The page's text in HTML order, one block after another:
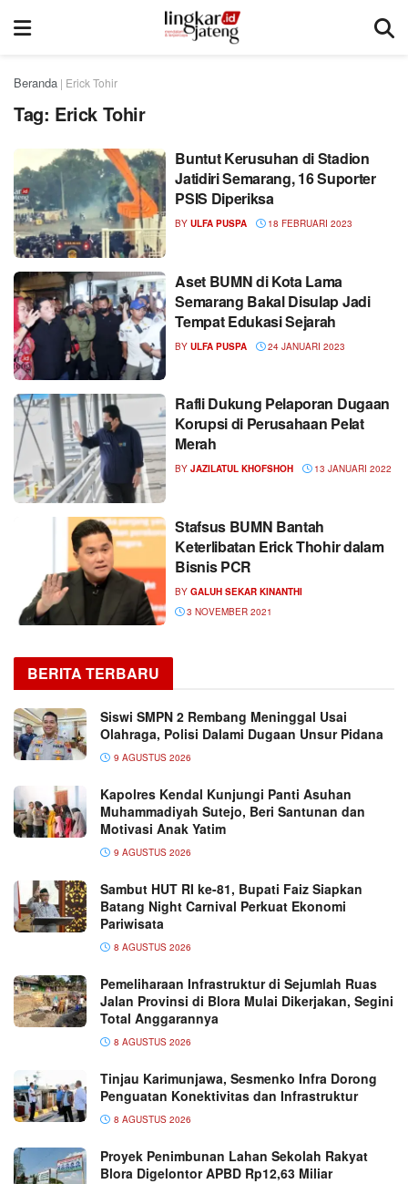
Beranda | Erick Tohir
Tag: Erick Tohir
Buntut Kerusuhan di Stadion
Jatidiri Semarang, 16 Suporter
PSIS Diperiksa
BY ULFA PUSPA 18 FEBRUARI 2023
Aset BUMN di Kota Lama
Semarang Bakal Disulap Jadi
Tempat Edukasi Sejarah
BY ULFA PUSPA 24 JANUARI 2023
Rafli Dukung Pelaporan Dugaan
Korupsi di Perusahaan Pelat
Merah
BY JAZILATUL KHOFSHOH 13 JANUARI 2022
Stafsus BUMN Bantah
Keterlibatan Erick Thohir dalam
Bisnis PCR
BY GALUH SEKAR KINANTHI
3 NOVEMBER 2021
BERITA TERBARU
Siswi SMPN 2 Rembang Meninggal Usai
Olahraga, Polisi Dalami Dugaan Unsur Pidana
9 AGUSTUS 2026
Kapolres Kendal Kunjungi Panti Asuhan
Muhammadiyah Sutejo, Beri Santunan dan
Motivasi Anak Yatim
9 AGUSTUS 2026
Sambut HUT RI ke-81, Bupati Faiz Siapkan
Batang Night Carnival Perkuat Ekonomi
Pariwisata
8 AGUSTUS 2026
Pemeliharaan Infrastruktur di Sejumlah Ruas
Jalan Provinsi di Blora Mulai Dikerjakan, Segini
Total Anggarannya
8 AGUSTUS 2026
Tinjau Karimunjawa, Sesmenko Infra Dorong
Penguatan Konektivitas dan Infrastruktur
8 AGUSTUS 2026
Proyek Penimbunan Lahan Sekolah Rakyat
Blora Digelontor APBD Rp12,63 Miliar